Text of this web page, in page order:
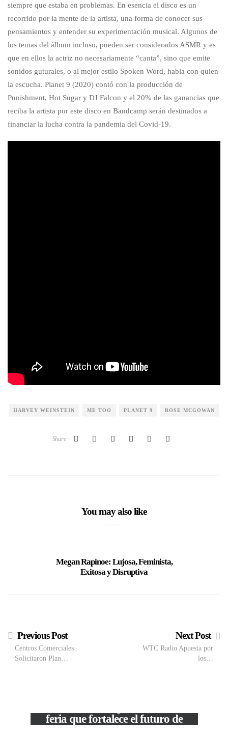
siempre que estaba en problemas. En esencia el disco es un
recorrido por la mente de la artista, una forma de conocer sus
pensamientos y entender su experimentación musical. Algunos de
los temas del álbum incluso, pueden ser considerados ASMR y es
que en ellos la actriz no necesariamente “canta”, sino que emite
sonidos guturales, o al mejor estilo Spoken Word, habla con quien
la escucha. Planet 9 (2020) contó con la producción de
Punishment, Hot Sugar y DJ Falcon y el 20% de las ganancias que
reciba la artista por este disco en Bandcamp serán destinados a
financiar la lucha contra la pandemia del Covid-19.
HARVEY WEINSTEIN ME TOO PLANET 9 ROSE MCGOWAN
Share
You may also like
Megan Rapinoe: Lujosa, Feminista,
Exitosa y Disruptiva
Previous Post
Centros Comerciales
Solicitaron Plan…
Next Post
WTC Radio Apuesta por
los…
feria que fortalece el futuro de